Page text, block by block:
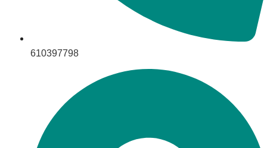
610397798